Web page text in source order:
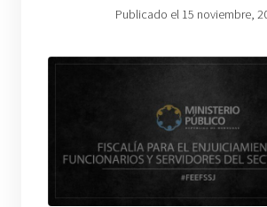
Publicado el 15 noviembre,